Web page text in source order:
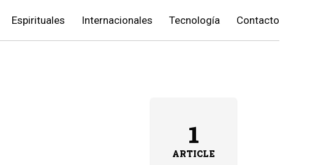
Espirituales Internacionales Tecnología Contacto
1
ARTICLE